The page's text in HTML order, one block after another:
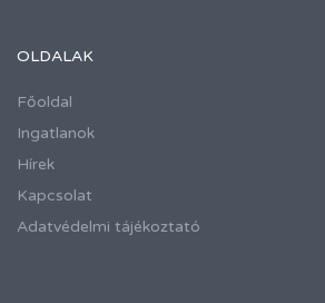
OLDALAK
Főoldal
Ingatlanok
Hírek
Kapcsolat
Adatvédelmi tájékoztató